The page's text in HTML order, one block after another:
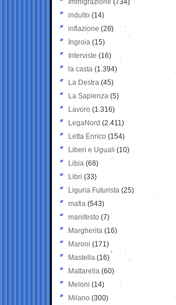
Immigrazione (734)
indulto (14)
inflazione (26)
Ingroia (15)
Interviste (16)
la casta (1.394)
La Destra (45)
La Sapienza (5)
Lavoro (1.316)
LegaNord (2.411)
Letta Enrico (154)
Liberi e Uguali (10)
Libia (68)
Libri (33)
Liguria Futurista (25)
mafia (543)
manifesto (7)
Margherita (16)
Maroni (171)
Mastella (16)
Mattarella (60)
Meloni (14)
Milano (300)